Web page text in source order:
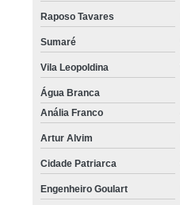
Raposo Tavares
Sumaré
Vila Leopoldina
Água Branca
Anália Franco
Artur Alvim
Cidade Patriarca
Engenheiro Goulart